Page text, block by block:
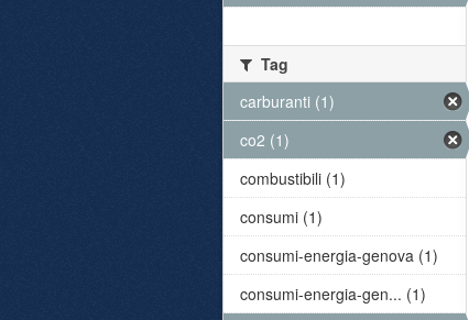
Tag
carburanti (1)
co2 (1)
combustibili (1)
consumi (1)
consumi-energia-genova (1)
consumi-energia-gen... (1)